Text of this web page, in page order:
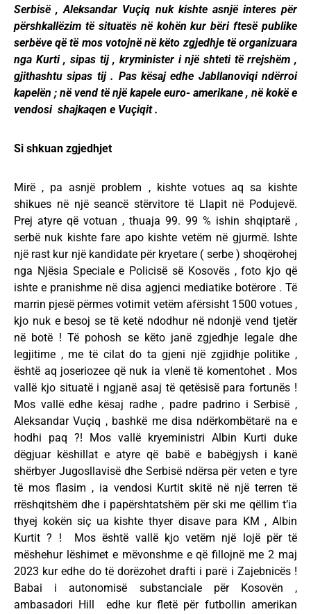
Serbisë , Aleksandar Vuçiq nuk kishte asnjë interes për
përshkallëzim të situatës në kohën kur bëri ftesë publike
serbëve që të mos votojnë në këto zgjedhje të organizuara
nga Kurti , sipas tij , kryminister i një shteti të rrejshëm ,
gjithashtu sipas tij . Pas kësaj edhe Jabllanoviqi ndërroi
kapelën ; në vend të një kapele euro- amerikane , në kokë e
vendosi shajkaqen e Vuçiqit .
Si shkuan zgjedhjet
Mirë , pa asnjë problem , kishte votues aq sa kishte
shikues në një seancë stërvitore të Llapit në Podujevë.
Prej atyre që votuan , thuaja 99. 99 % ishin shqiptarë ,
serbë nuk kishte fare apo kishte vetëm në gjurmë. Ishte
një rast kur një kandidate për kryetare ( serbe ) shoqërohej
nga Njësia Speciale e Policisë së Kosovës , foto kjo që
ishte e pranishme në disa agjenci mediatike botërore . Të
marrin pjesë përmes votimit vetëm afërsisht 1500 votues ,
kjo nuk e besoj se të ketë ndodhur në ndonjë vend tjetër
në botë ! Të pohosh se këto janë zgjedhje legale dhe
legjitime , me të cilat do ta gjeni një zgjidhje politike ,
është aq joseriozee që nuk ia vlenë të komentohet . Mos
vallë kjo situatë i ngjanë asaj të qetësisë para fortunës !
Mos vallë edhe kësaj radhe , padre padrino i Serbisë ,
Aleksandar Vuçiq , bashkë me disa ndërkombëtarë na e
hodhi paq ?! Mos vallë kryeministri Albin Kurti duke
dëgjuar këshillat e atyre që babë e babëgjysh i kanë
shërbyer Jugosllavisë dhe Serbisë ndërsa për veten e tyre
të mos flasim , ia vendosi Kurtit skitë në një terren të
rrëshqitshëm dhe i papërshtatshëm për ski me qëllim t’ia
thyej kokën siç ua kishte thyer disave para KM , Albin
Kurtit ? ! Mos është vallë kjo vetëm një lojë për të
mëshehur lëshimet e mëvonshme e që fillojnë me 2 maj
2023 kur edhe do të dorëzohet drafti i parë i Zajebnicës !
Babai i autonomisë substanciale për Kosovën ,
ambasadori Hill edhe kur fletë për futbollin amerikan